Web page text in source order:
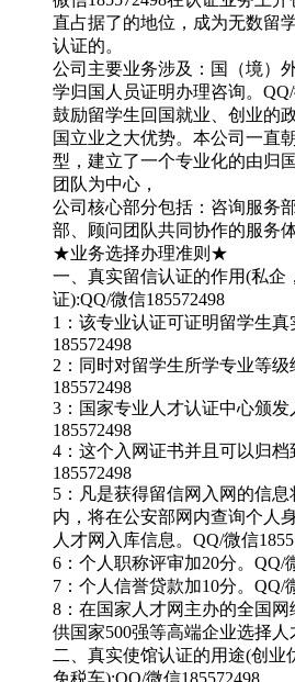
直占据了的地位，成为无数留
认证的。
公司主要业务涉及：国（境）
学归国人员证明办理咨询。
鼓励留学生回国就业、创业的
国立业之大优势。本公司一直
型，建立了一个专业化的由归
团队为中心，
公司核心部分包括：咨询服务
部、顾问团队共同协作的服务体
★业务选择办理准则★
一、真实留信认证的作用(私企
证):QQ/微信185572498
1：该专业认证可证明留学生
185572498
2：同时对留学生所学专业等
185572498
3：国家专业人才认证中心颁发
185572498
4：这个入网证书并且可以归档
185572498
5：凡是获得留信网入网的信
内，将在公安部网内查询个人
人才网入库信息。QQ/微信
6：个人职称评审加20分。QQ/
7：个人信誉贷款加10分。QQ/
8：在国家人才网主办的全国网
供国家500强等高端企业选择人
二、真实使馆认证的用途(创业